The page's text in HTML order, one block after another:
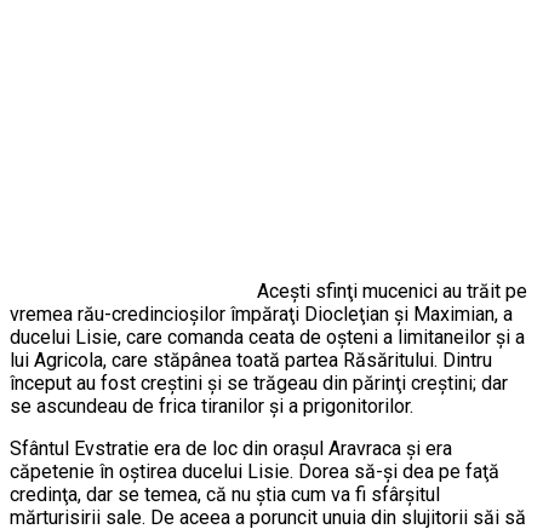
Aceşti sfinţi mucenici au trăit pe
vremea rău-credincioşilor împăraţi Diocleţian şi Maximian, a
ducelui Lisie, care comanda ceata de oşteni a limitaneilor şi a
lui Agricola, care stăpânea toată partea Răsăritului. Dintru
început au fost creştini şi se trăgeau din părinţi creştini; dar
se ascundeau de frica tiranilor şi a prigonitorilor.
Sfântul Evstratie era de loc din oraşul Aravraca şi era
căpetenie în oştirea ducelui Lisie. Dorea să-şi dea pe faţă
credinţa, dar se temea, că nu ştia cum va fi sfârşitul
mărturisirii sale. De aceea a poruncit unuia din slujitorii săi să